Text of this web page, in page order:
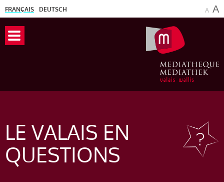
FRANÇAIS DEUTSCH A A
LE VALAIS EN
QUESTIONS